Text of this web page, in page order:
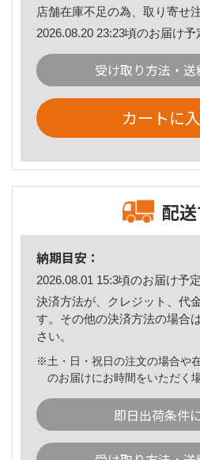
店舗在庫不足の為、取り寄せ
2026.08.20 23:23頃のお届け予
受け取り方法・送
カートに
配
納期目安：
2026.08.01 15:3頃のお届け予定
決済方法が、クレジット、代
す。その他の決済方法の場合
さい。
※土・日・祝日の注文の場合や
のお届けにお時間をいただく
即日出荷条件